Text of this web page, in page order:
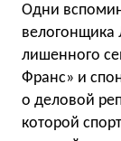
Одни
велогонщика
лишенного
Франс» и
о деловой
которой